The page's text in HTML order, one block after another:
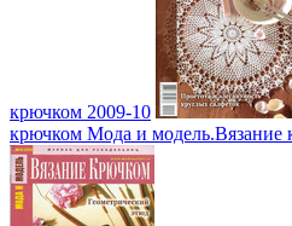
крючком 2009-10
крючком Мода и модель.Вязание